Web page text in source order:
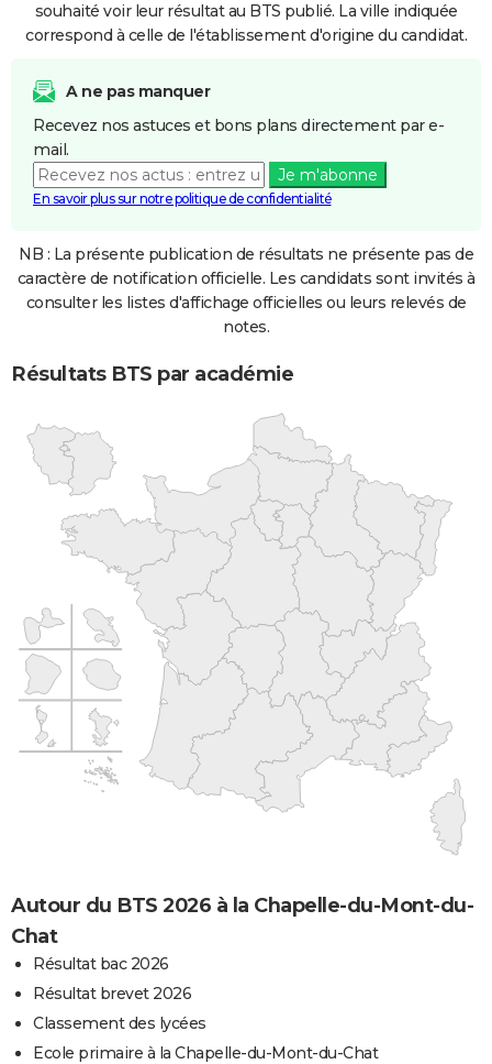
souhaité voir leur résultat au BTS publié. La ville indiquée
correspond à celle de l'établissement d'origine du candidat.
A ne pas manquer
Recevez nos astuces et bons plans directement par e-
mail.
Je m'abonne
En savoir plus sur notre politique de confidentialité
NB : La présente publication de résultats ne présente pas de
caractère de notification officielle. Les candidats sont invités à
consulter les listes d'affichage officielles ou leurs relevés de
notes.
Résultats BTS par académie
Autour du BTS 2026 à la Chapelle-du-Mont-du-
Chat
Résultat bac 2026
Résultat brevet 2026
Classement des lycées
Ecole primaire à la Chapelle-du-Mont-du-Chat